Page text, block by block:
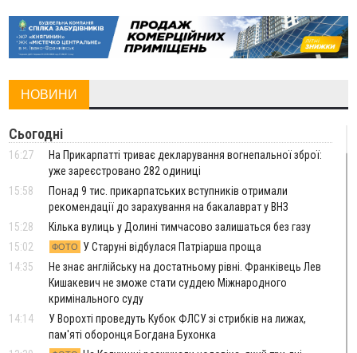
НОВИНИ
Сьогодні
16:27
На Прикарпатті триває декларування вогнепальної зброї:
уже зареєстровано 282 одиниці
15:58
Понад 9 тис. прикарпатських вступників отримали
рекомендації до зарахування на бакалаврат у ВНЗ
15:28
Кілька вулиць у Долині тимчасово залишаться без газу
15:02
ФОТО
У Старуні відбулася Патріарша проща
14:35
Не знає англійську на достатньому рівні. Франківець Лев
Кишакевич не зможе стати суддею Міжнародного
кримінального суду
14:14
У Ворохті проведуть Кубок ФЛСУ зі стрибків на лижах,
пам'яті оборонця Богдана Бухонка